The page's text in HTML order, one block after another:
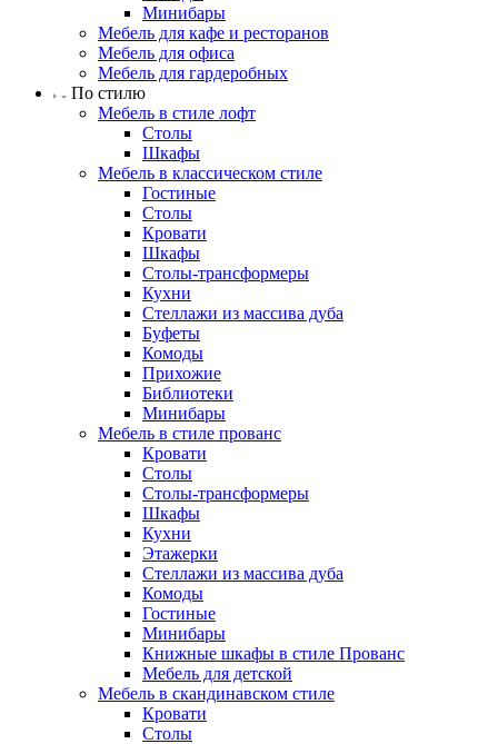
Минибары
Мебель для кафе и ресторанов
Мебель для офиса
Мебель для гардеробных
По стилю
Мебель в стиле лофт
Столы
Шкафы
Мебель в классическом стиле
Гостиные
Столы
Кровати
Шкафы
Столы-трансформеры
Кухни
Стеллажи из массива дуба
Буфеты
Комоды
Прихожие
Библиотеки
Минибары
Мебель в стиле прованс
Кровати
Столы
Столы-трансформеры
Шкафы
Кухни
Этажерки
Стеллажи из массива дуба
Комоды
Гостиные
Минибары
Книжные шкафы в стиле Прованс
Мебель для детской
Мебель в скандинавском стиле
Кровати
Столы